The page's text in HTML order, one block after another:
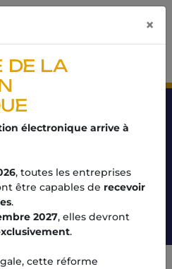
À
RUOMS EN
en entreprise
×
DE LA
électronique arrive à
, toutes les entreprises
être capables de recevoir
.
2027, elles devront
.
cette réforme